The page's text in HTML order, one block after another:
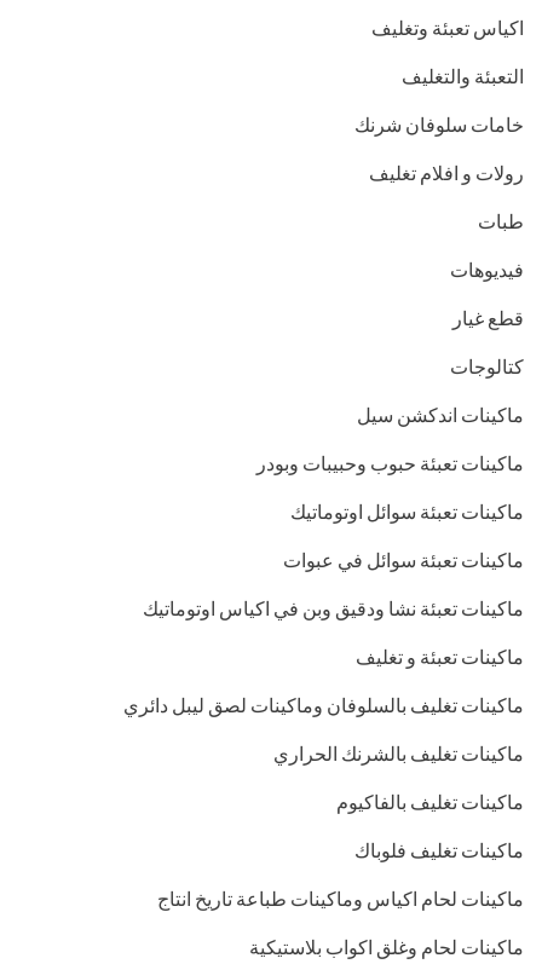
اكياس تعبئة وتغليف
التعبئة والتغليف
خامات سلوفان شرنك
رولات و افلام تغليف
طبات
فيديوهات
قطع غيار
كتالوجات
ماكينات اندكشن سيل
ماكينات تعبئة حبوب وحبيبات وبودر
ماكينات تعبئة سوائل اوتوماتيك
ماكينات تعبئة سوائل في عبوات
ماكينات تعبئة نشا ودقيق وبن في اكياس اوتوماتيك
ماكينات تعبئة و تغليف
ماكينات تغليف بالسلوفان وماكينات لصق ليبل دائري
ماكينات تغليف بالشرنك الحراري
ماكينات تغليف بالفاكيوم
ماكينات تغليف فلوباك
ماكينات لحام اكياس وماكينات طباعة تاريخ انتاج
ماكينات لحام وغلق اكواب بلاستيكية